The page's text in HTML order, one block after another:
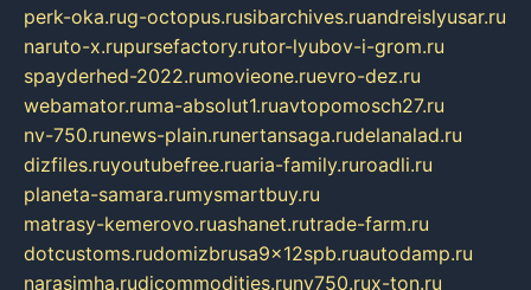
perk-oka.rug-octopus.rusibarchives.ruandreislyusar.ru
naruto-x.rupursefactory.rutor-lyubov-i-grom.ru
spayderhed-2022.rumovieone.ruevro-dez.ru
webamator.ruma-absolut1.ruavtopomosch27.ru
nv-750.runews-plain.runertansaga.rudelanalad.ru
dizfiles.ruyoutubefree.ruaria-family.ruroadli.ru
planeta-samara.rumysmartbuy.ru
matrasy-kemerovo.ruashanet.rutrade-farm.ru
dotcustoms.rudomizbrusa9x12spb.ruautodamp.ru
narasimha.rudjcommodities.runv750.rux-ton.ru